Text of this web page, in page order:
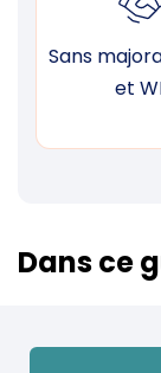
Sans
et
Dans ce